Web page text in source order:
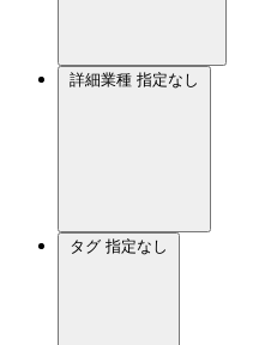
詳細業種 指定なし
タグ 指定なし